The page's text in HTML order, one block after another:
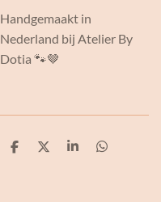
Handgemaakt in
Nederland bij Atelier By
Dotia 🐾🤎
D
D
S
D